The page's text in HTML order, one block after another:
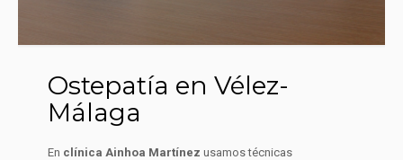
Ostepatía en Vélez-
Málaga
En clínica Ainhoa Martínez usamos técnicas